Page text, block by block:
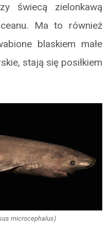
świecą zielonkawą
Ma to również
blaskiem małe
stają się posiłkiem
microcephalus)